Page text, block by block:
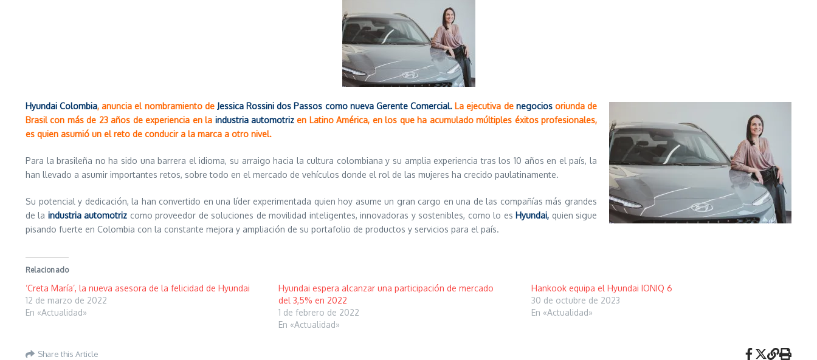
Hyundai Colombia, anuncia el nombramiento de Jessica Rossini dos Passos como nueva Gerente Comercial. La ejecutiva de negociosoriunda de
Brasil con más de 23 años de experiencia en la industria automotriz en Latino América, en los que ha acumulado múltiples éxitos profesionales,
es quien asumió un el reto de conducir a la marca a otro nivel.
Para la brasileña no ha sido una barrera el idioma, su arraigo hacia la cultura colombiana y su amplia experiencia tras los 10 años en el país, la
han llevado a asumir importantes retos, sobre todo en el mercado de vehículos donde el rol de las mujeres ha crecido paulatinamente.
Su potencial y dedicación, la han convertido en una líder experimentada quien hoy asume un gran cargo en una de las compañías más grandes
de la industria automotriz como proveedor de soluciones de movilidad inteligentes, innovadoras y sostenibles, como lo es Hyundai, quien sigue
pisando fuerte en Colombia con la constante mejora y ampliación de su portafolio de productos y servicios para el país.
Relacionado
‘Creta María’, la nueva asesora de la felicidad de Hyundai
12 de marzo de 2022
En «Actualidad»
Hyundai espera alcanzar una participación de mercado
del 3,5% en 2022
1 de febrero de 2022
En «Actualidad»
Hankook equipa el Hyundai IONIQ 6
30 de octubre de 2023
En «Actualidad»
Share this Article